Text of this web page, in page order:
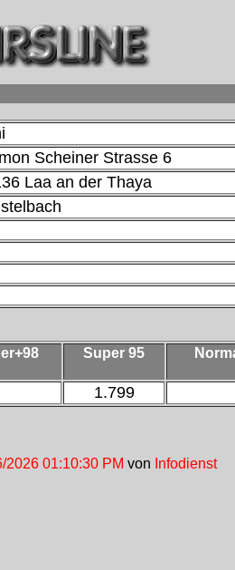
Scheiner Strasse 6
Laa an der Thaya
Super 95
1.799
2026 01:10:30 PM von Infodienst